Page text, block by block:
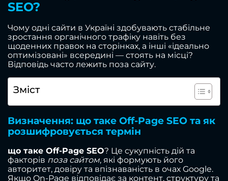
SEO?
Чому одні сайти в Україні здобувають стабільне
зростання органічного трафіку навіть без
щоденних правок на сторінках, а інші «ідеально
оптимізовані» всередині — стоять на місці?
Відповідь часто лежить поза сайту.
Зміст
Визначення: що таке Off-Page SEO та як
розшифровується термін
що таке Off-Page SEO? Це сукупність дій та
факторів поза сайтом, які формують його
авторитет, довіру та впізнаваність в очах Google.
Якщо On-Page відповідає за контент, структуру та